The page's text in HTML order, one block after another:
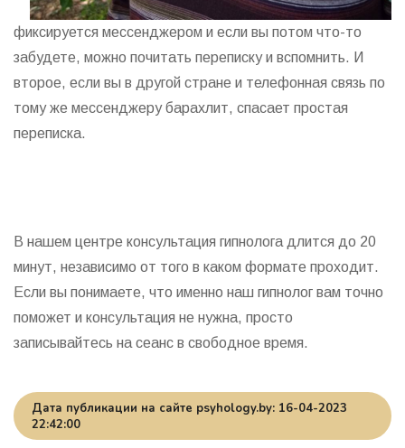
фиксируется мессенджером и если вы потом что-то
забудете, можно почитать переписку и вспомнить. И
второе, если вы в другой стране и телефонная связь по
тому же мессенджеру барахлит, спасает простая
переписка.
В нашем центре консультация гипнолога длится до 20
минут, независимо от того в каком формате проходит.
Если вы понимаете, что именно наш гипнолог вам точно
поможет и консультация не нужна, просто
записывайтесь на сеанс в свободное время.
Дата публикации на сайте psyhology.by: 16-04-2023
22:42:00